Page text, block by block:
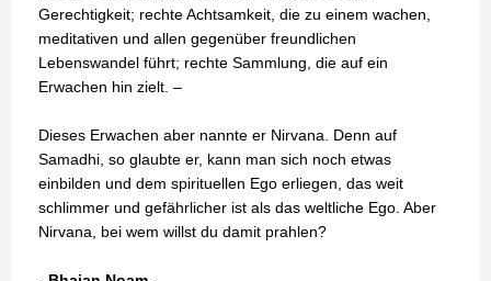
Gerechtigkeit; rechte Achtsamkeit, die zu einem wachen,
meditativen und allen gegenüber freundlichen
Lebenswandel führt; rechte Sammlung, die auf ein
Erwachen hin zielt. –
Dieses Erwachen aber nannte er Nirvana. Denn auf
Samadhi, so glaubte er, kann man sich noch etwas
einbilden und dem spirituellen Ego erliegen, das weit
schlimmer und gefährlicher ist als das weltliche Ego. Aber
Nirvana, bei wem willst du damit prahlen?